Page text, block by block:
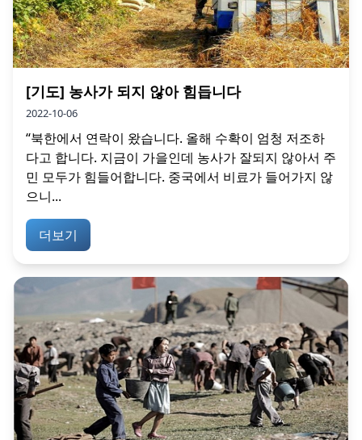
[기도] 농사가 되지 않아 힘듭니다
2022-10-06
“북한에서 연락이 왔습니다. 올해 수확이 엄청 저조하
다고 합니다. 지금이 가을인데 농사가 잘되지 않아서 주
민 모두가 힘들어합니다. 중국에서 비료가 들어가지 않
으니...
더보기